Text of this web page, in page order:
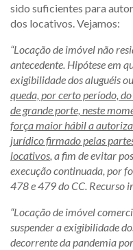
sido suficientes para
dos locativos. Vejamos:
“Locação de imóvel não
antecedente. Hipótese em
exigibilidade dos aluguéis
queda, por certo período,
de grande porte, neste
força maior hábil a
jurídico firmado pelas
locativos, a fim de evitar
execução continuada, por
478 e 479 do CC. Recurso
“Locação de imóvel
suspender a exigibilidade
decorrente da pandemia